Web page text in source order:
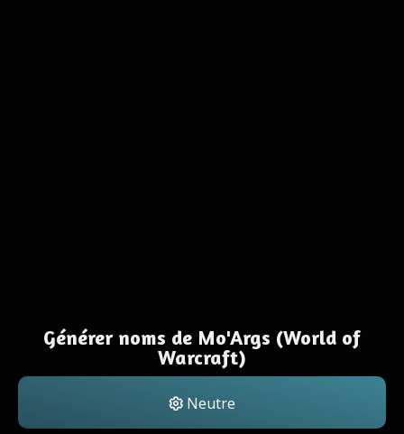
Générer noms de Mo'Args (World of
Warcraft)
Neutre